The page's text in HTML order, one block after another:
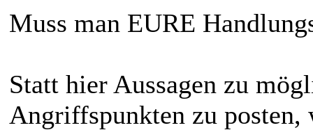
Muss man EURE
Statt hier Aussagen zu
Angriffspunkten zu posten,